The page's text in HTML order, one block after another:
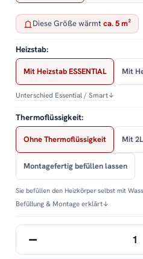
Diese Größe wärmt ca. 5 m²
Heizstab:
Mit Heizstab ESSENTIAL Mit
Unterschied Essential / Smart↓
Thermoflüssigkeit:
Ohne Thermoflüssigkeit Mit
Montagefertig befüllen lassen
Sie befüllen den Heizkörper selbst mit
Befüllung & Montage erklärt↓